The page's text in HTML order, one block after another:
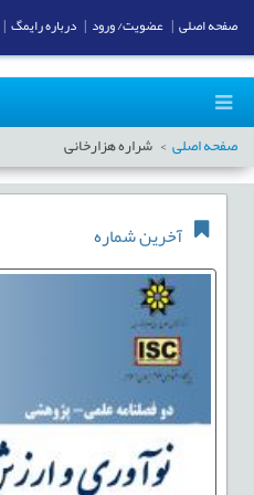
صفحه اصلی شراره هزارخانی
آخرین شماره
صفحه اصلی عضویت/ ورود درباره رایمگ